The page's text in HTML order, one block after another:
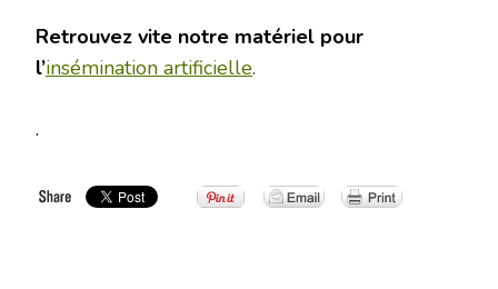
Retrouvez vite notre matériel pour
l’insémination artificielle.
.